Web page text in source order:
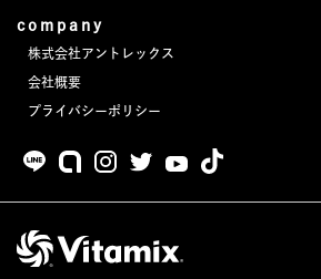
company
株式会社アントレックス
会社概要
プライバシーポリシー